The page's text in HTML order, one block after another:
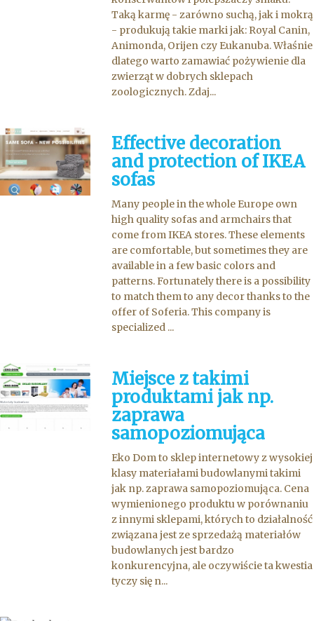
Taką karmę - zarówno suchą, jak i mokrą
- produkują takie marki jak: Royal Canin,
Animonda, Orijen czy Eukanuba. Właśnie
dlatego warto zamawiać pożywienie dla
zwierząt w dobrych sklepach
zoologicznych. Zdaj...
Effective decoration
and protection of IKEA
sofas
Many people in the whole Europe own
high quality sofas and armchairs that
come from IKEA stores. These elements
are comfortable, but sometimes they are
available in a few basic colors and
patterns. Fortunately there is a possibility
to match them to any decor thanks to the
offer of Soferia. This company is
specialized ...
Miejsce z takimi
produktami jak np.
zaprawa
samopoziomująca
Eko Dom to sklep internetowy z wysokiej
klasy materiałami budowlanymi takimi
jak np. zaprawa samopoziomująca. Cena
wymienionego produktu w porównaniu
z innymi sklepami, których to działalność
związana jest ze sprzedażą materiałów
budowlanych jest bardzo
konkurencyjna, ale oczywiście ta kwestia
tyczy się n...